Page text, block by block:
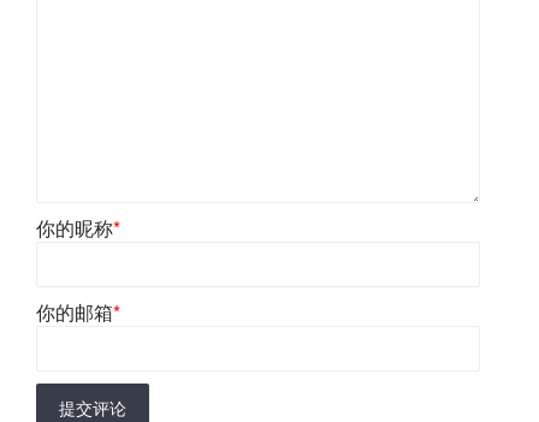
你的昵称*
你的邮箱*
提交评论